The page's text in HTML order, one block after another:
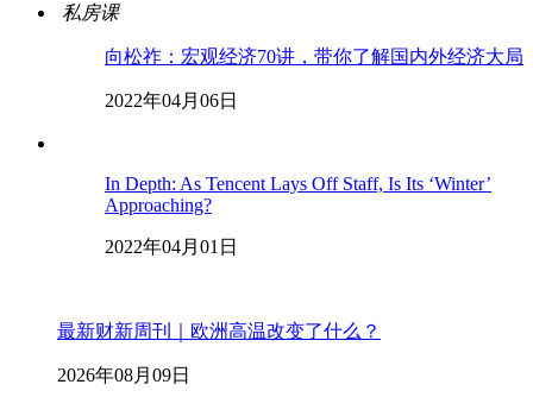
私房课
向松祚：宏观经济70讲，带你了解国内外经济大局
2022年04月06日
In Depth: As Tencent Lays Off Staff, Is Its ‘Winter’
Approaching?
2022年04月01日
最新财新周刊｜欧洲高温改变了什么？
2026年08月09日